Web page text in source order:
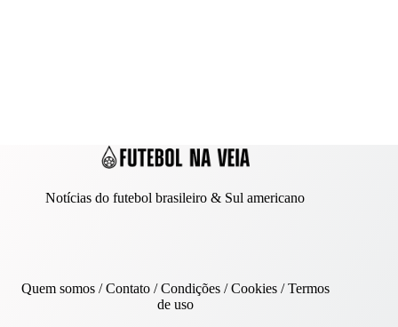
Notícias do futebol brasileiro & Sul americano
Quem somos/Contato/ Condições /Cookies/Termos
de uso